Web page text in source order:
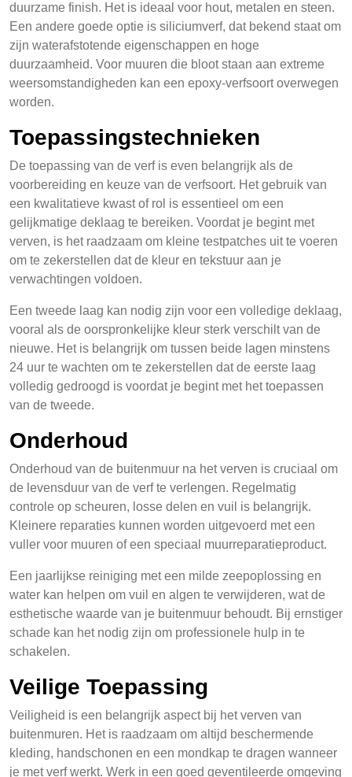
duurzame finish. Het is ideaal voor hout, metalen en steen.
Een andere goede optie is siliciumverf, dat bekend staat om
zijn waterafstotende eigenschappen en hoge
duurzaamheid. Voor muuren die bloot staan aan extreme
weersomstandigheden kan een epoxy-verfsoort overwegen
worden.
Toepassingstechnieken
De toepassing van de verf is even belangrijk als de
voorbereiding en keuze van de verfsoort. Het gebruik van
een kwalitatieve kwast of rol is essentieel om een
gelijkmatige deklaag te bereiken. Voordat je begint met
verven, is het raadzaam om kleine testpatches uit te voeren
om te zekerstellen dat de kleur en tekstuur aan je
verwachtingen voldoen.
Een tweede laag kan nodig zijn voor een volledige deklaag,
vooral als de oorspronkelijke kleur sterk verschilt van de
nieuwe. Het is belangrijk om tussen beide lagen minstens
24 uur te wachten om te zekerstellen dat de eerste laag
volledig gedroogd is voordat je begint met het toepassen
van de tweede.
Onderhoud
Onderhoud van de buitenmuur na het verven is cruciaal om
de levensduur van de verf te verlengen. Regelmatig
controle op scheuren, losse delen en vuil is belangrijk.
Kleinere reparaties kunnen worden uitgevoerd met een
vuller voor muuren of een speciaal muurreparatieproduct.
Een jaarlijkse reiniging met een milde zeepoplossing en
water kan helpen om vuil en algen te verwijderen, wat de
esthetische waarde van je buitenmuur behoudt. Bij ernstiger
schade kan het nodig zijn om professionele hulp in te
schakelen.
Veilige Toepassing
Veiligheid is een belangrijk aspect bij het verven van
buitenmuren. Het is raadzaam om altijd beschermende
kleding, handschonen en een mondkap te dragen wanneer
je met verf werkt. Werk in een goed geventileerde omgeving